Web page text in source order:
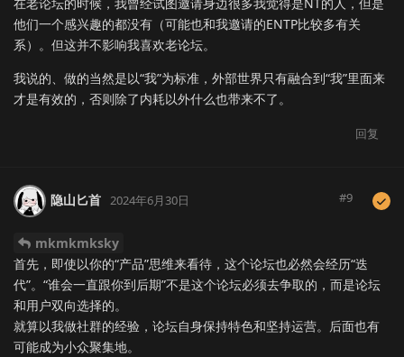
他们一个感兴趣的都没有（可能也和我邀请的ENTP比较多有关
系）。但这并不影响我喜欢老论坛。
我说的、做的当然是以“我”为标准，外部世界只有融合到“我”里面来
才是有效的，否则除了内耗以外什么也带来不了。
回复
隐山匕首 2024年6月30日 #9
mkmkmksky
首先，即使以你的“产品”思维来看待，这个论坛也必然会经历“迭
代”。“谁会一直跟你到后期”不是这个论坛必须去争取的，而是论坛
和用户双向选择的。
就算以我做社群的经验，论坛自身保持特色和坚持运营。后面也有
可能成为小众聚集地。